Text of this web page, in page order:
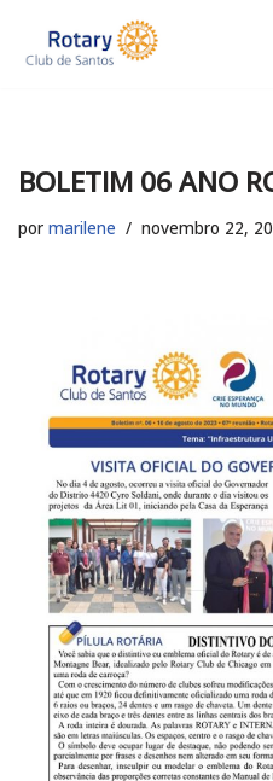
Pular
BOLETIM 06 ANO
por marilene novembro 22,